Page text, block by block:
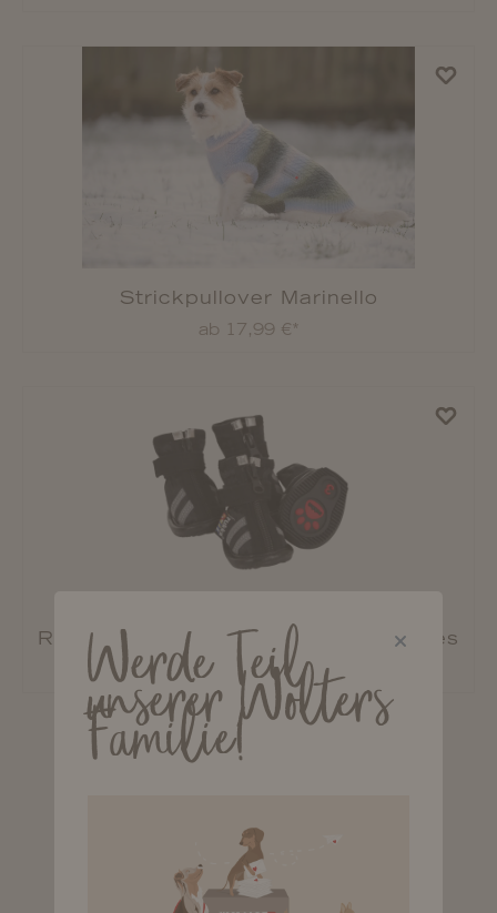
Strickpullover Marinello
ab 17,99 €*
Rukka Pets Hundeschuhe Step Shoes
ab 27,90 €*
Werde Teil
unserer Wolters
Familie!